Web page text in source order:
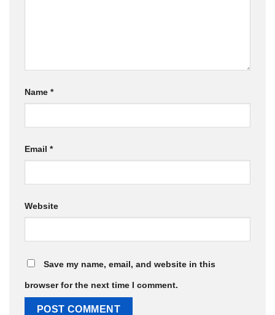
Name *
Email *
Website
Save my name, email, and website in this
browser for the next time I comment.